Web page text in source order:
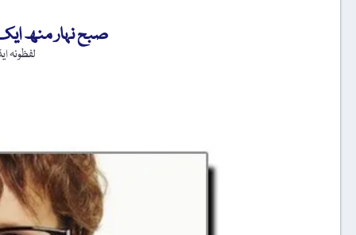
صبح نہار منھ
لفظونہ